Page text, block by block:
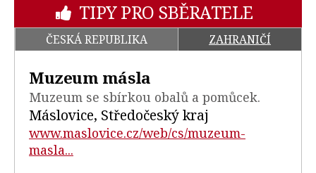
TIPY PRO SBĚRATELE
ČESKÁ REPUBLIKA ZAHRANIČÍ
Muzeum másla
Muzeum se sbírkou obalů a pomůcek.
Máslovice, Středočeský kraj
www.maslovice.cz/web/cs/muzeum-
masla...